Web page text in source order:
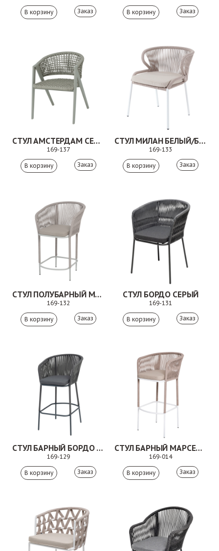
Заказ Заказ
СТУЛ АМСТЕРДАМ СЕРЫЙ
169-137
Заказ
СТУЛ МИЛАН БЕЛЫЙ/БЕЖЕВЫЙ
169-133
Заказ
СТУЛ ПОЛУБАРНЫЙ МАРСЕЛЬ БЕЖЕВЫЙ
169-132
Заказ
СТУЛ БОРДО СЕРЫЙ
169-131
Заказ
СТУЛ БАРНЫЙ БОРДО СЕРЫЙ/ТЕМНО-СЕРЫЙ
169-129
Заказ
СТУЛ БАРНЫЙ МАРСЕЛЬ БЕЖЕВЫЙ
169-014
Заказ